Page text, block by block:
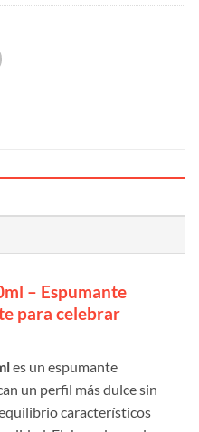
– Espumante
para celebrar
es un espumante
un perfil más dulce sin
característicos